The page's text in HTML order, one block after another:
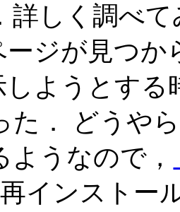
詳しく調べ
ージが見つ
しようとす
た． どうや
ようなので，
インストー